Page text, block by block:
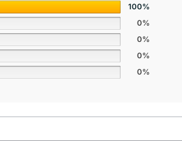
100%
0%
0%
0%
0%